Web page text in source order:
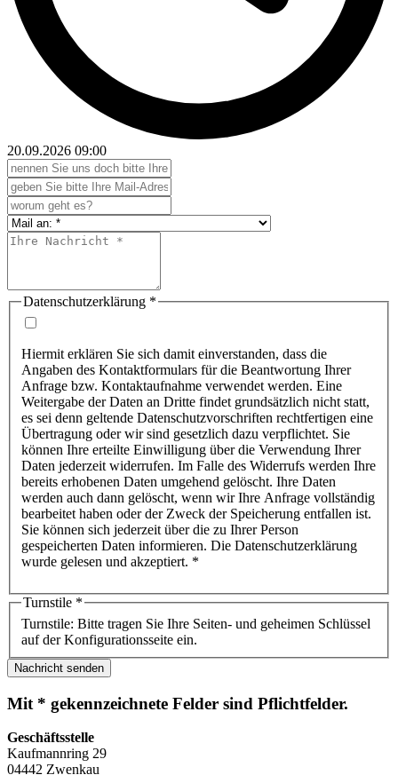
20.09.2026 09:00
Datenschutzerklärung *
Hiermit erklären Sie sich damit einverstanden, dass die
Angaben des Kontaktformulars für die Beantwortung Ihrer
Anfrage bzw. Kontaktaufnahme verwendet werden. Eine
Weitergabe der Daten an Dritte findet grundsätzlich nicht statt,
es sei denn geltende Datenschutzvorschriften rechtfertigen eine
Übertragung oder wir sind gesetzlich dazu verpflichtet. Sie
können Ihre erteilte Einwilligung über die Verwendung Ihrer
Daten jederzeit widerrufen. Im Falle des Widerrufs werden Ihre
bereits erhobenen Daten umgehend gelöscht. Ihre Daten
werden auch dann gelöscht, wenn wir Ihre Anfrage vollständig
bearbeitet haben oder der Zweck der Speicherung entfallen ist.
Sie können sich jederzeit über die zu Ihrer Person
gespeicherten Daten informieren. Die Datenschutzerklärung
wurde gelesen und akzeptiert. *
Turnstile *
Turnstile: Bitte tragen Sie Ihre Seiten- und geheimen Schlüssel
auf der Konfigurationsseite ein.
Nachricht senden
Mit * gekennzeichnete Felder sind Pflichtfelder.
Geschäftsstelle
Kaufmannring 29
04442 Zwenkau